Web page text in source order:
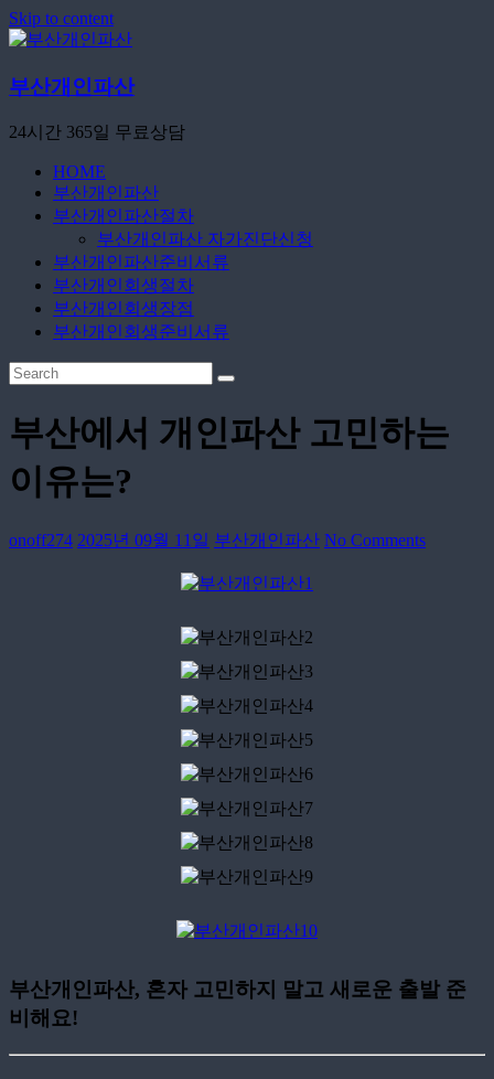
Skip to content
부산개인파산
24시간 365일 무료상담
HOME
부산개인파산
부산개인파산절차
부산개인파산 자가진단신청
부산개인파산준비서류
부산개인회생절차
부산개인회생장점
부산개인회생준비서류
부산에서 개인파산 고민하는
이유는?
onoff274 2025년 09월 11일 부산개인파산 No Comments
부산개인파산, 혼자 고민하지 말고 새로운 출발 준
비해요!